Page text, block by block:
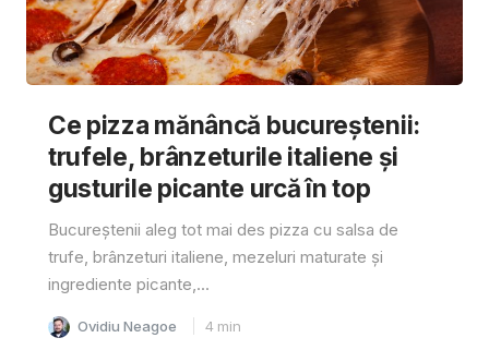
Ce pizza mănâncă bucureștenii:
trufele, brânzeturile italiene și
gusturile picante urcă în top
Bucureștenii aleg tot mai des pizza cu salsa de
trufe, brânzeturi italiene, mezeluri maturate și
ingrediente picante,...
Ovidiu Neagoe 4 min